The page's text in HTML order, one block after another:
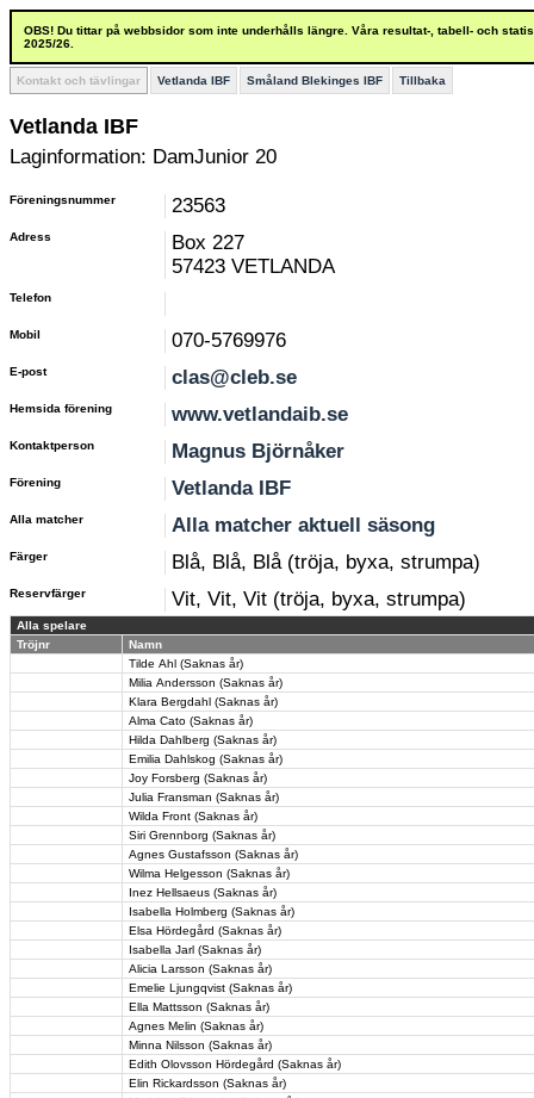
OBS! Du tittar på webbsidor som inte underhålls längre. Våra resultat-, tabell- och
2025/26.
Kontakt och tävlingar Vetlanda IBF Småland Blekinges IBF Tillbaka
Vetlanda IBF
Laginformation: DamJunior 20
Föreningsnummer 23563
Adress
Box 227
57423 VETLANDA
Telefon
Mobil 070-5769976
E-post clas@cleb.se
Hemsida förening www.vetlandaib.se
Kontaktperson Magnus Björnåker
Förening Vetlanda IBF
Alla matcher Alla matcher aktuell säsong
Färger Blå, Blå, Blå (tröja, byxa, strumpa)
Reservfärger Vit, Vit, Vit (tröja, byxa, strumpa)
Alla spelare
Tröjnr
Namn
Tilde Ahl (Saknas år)
Milia Andersson (Saknas år)
Klara Bergdahl (Saknas år)
Alma Cato (Saknas år)
Hilda Dahlberg (Saknas år)
Emilia Dahlskog (Saknas år)
Joy Forsberg (Saknas år)
Julia Fransman (Saknas år)
Wilda Front (Saknas år)
Siri Grennborg (Saknas år)
Agnes Gustafsson (Saknas år)
Wilma Helgesson (Saknas år)
Inez Hellsaeus (Saknas år)
Isabella Holmberg (Saknas år)
Elsa Hördegård (Saknas år)
Isabella Jarl (Saknas år)
Alicia Larsson (Saknas år)
Emelie Ljungqvist (Saknas år)
Ella Mattsson (Saknas år)
Agnes Melin (Saknas år)
Minna Nilsson (Saknas år)
Edith Olovsson Hördegård (Saknas år)
Elin Rickardsson (Saknas år)